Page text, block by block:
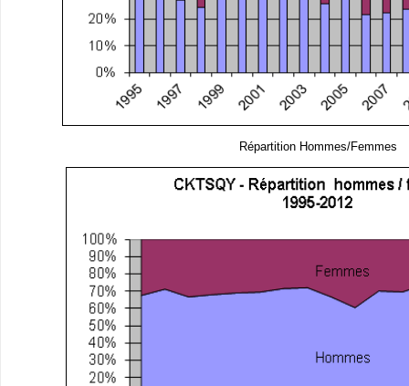
Répartition Hommes/Femmes